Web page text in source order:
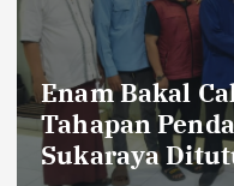
Pemberitaan
Merek ‘NUR
Oleh Pemilik
Adanya
Ruko Bukan